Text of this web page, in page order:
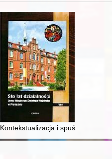
Kontekstualizacja i spuścizna